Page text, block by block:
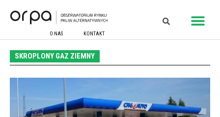
O NAS KONTAKT
SKROPLONY GAZ ZIEMNY